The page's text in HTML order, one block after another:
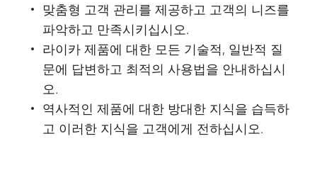
맞춤형 고객 관리를 제공하고 고객의 니즈를
파악하고 만족시키십시오.
라이카 제품에 대한 모든 기술적, 일반적 질
문에 답변하고 최적의 사용법을 안내하십시
오.
역사적인 제품에 대한 방대한 지식을 습득하
고 이러한 지식을 고객에게 전하십시오.